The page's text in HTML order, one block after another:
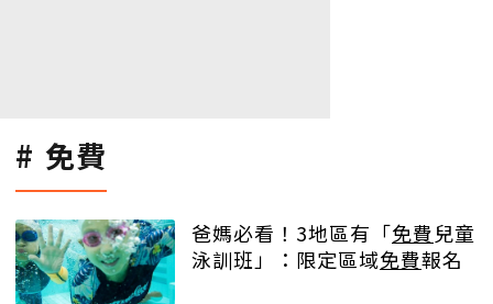
免費
爸媽必看！3地區有「免費兒童
泳訓班」：限定區域免費報名